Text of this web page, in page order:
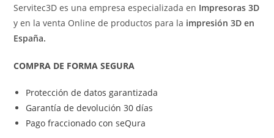
Servitec3D es una empresa especializada en Impresoras 3D
y en la venta Online de productos para la impresión 3D en
España.
COMPRA DE FORMA SEGURA
Protección de datos garantizada
Garantía de devolución 30 días
Pago fraccionado con seQura